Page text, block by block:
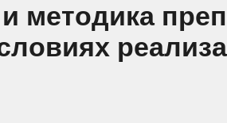
методика